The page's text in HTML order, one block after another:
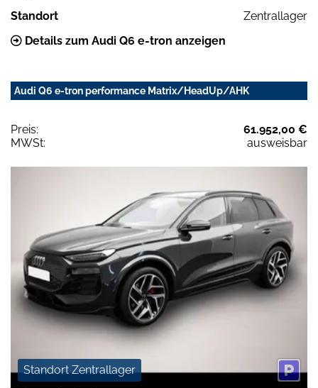
Standort
Zentrallager
Details zum Audi Q6 e-tron anzeigen
Audi Q6 e-tron performance Matrix/HeadUp/AHK
Preis:
61.952,00 €
MWSt:
ausweisbar
Standort Zentrallager